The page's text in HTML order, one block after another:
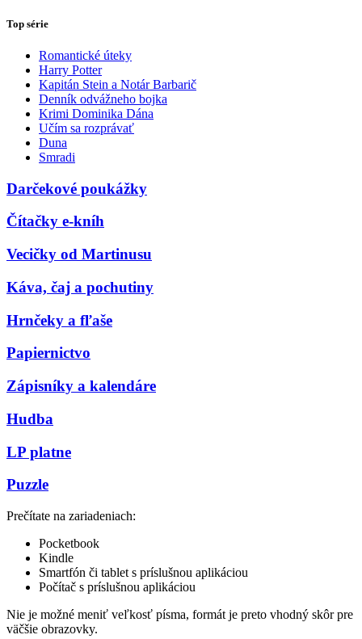
Top série
Romantické úteky
Harry Potter
Kapitán Stein a Notár Barbarič
Denník odvážneho bojka
Krimi Dominika Dána
Učím sa rozprávať
Duna
Smradi
Darčekové poukážky
Čítačky e-kníh
Vecičky od Martinusu
Káva, čaj a pochutiny
Hrnčeky a fľaše
Papiernictvo
Zápisníky a kalendáre
Hudba
LP platne
Puzzle
Prečítate na zariadeniach:
Pocketbook
Kindle
Smartfón či tablet s príslušnou aplikáciou
Počítač s príslušnou aplikáciou
Nie je možné meniť veľkosť písma, formát je preto vhodný skôr pre
väčšie obrazovky.